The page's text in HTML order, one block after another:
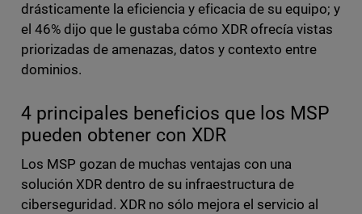
drásticamente la eficiencia y eficacia de su equipo; y
el 46% dijo que le gustaba cómo XDR ofrecía vistas
priorizadas de amenazas, datos y contexto entre
dominios.
4 principales beneficios que los MSP
pueden obtener con XDR
Los MSP gozan de muchas ventajas con una
solución XDR dentro de su infraestructura de
ciberseguridad. XDR no sólo mejora el servicio al